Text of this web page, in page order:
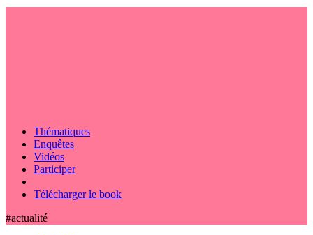
Thématiques
Enquêtes
Vidéos
Participer
Télécharger le book
#actualité